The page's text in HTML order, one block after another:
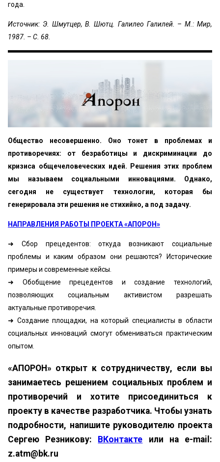
года.
Источник: Э. Шмутцер, В. Шютц. Галилео Галилей. – М.: Мир,
1987. – С. 68.
Общество несовершенно. Оно тонет в проблемах и
противоречиях: от безработицы и дискриминации до
кризиса общечеловеческих идей. Решения этих проблем
мы называем социальными инновациями. Однако,
сегодня не существует технологии, которая бы
генерировала эти решения не стихийно, а под задачу.
НАПРАВЛЕНИЯ РАБОТЫ ПРОЕКТА «АПОРОН»
➜ Сбор прецедентов: откуда возникают социальные
проблемы и каким образом они решаются? Исторические
примеры и современные кейсы.
➜ Обобщение прецедентов и создание технологий,
позволяющих социальным активистом разрешать
актуальные противоречия.
➜ Создание площадки, на который специалисты в области
социальных инноваций смогут обмениваться практическим
опытом.
«АПОРОН» открыт к сотрудничеству, если вы
занимаетесь решением социальных проблем и
противоречий и хотите присоединиться к
проекту в качестве разработчика. Чтобы узнать
подробности, напишите руководителю проекта
Сергею Резникову: ВКонтакте или на e-mail:
z.atm@bk.ru